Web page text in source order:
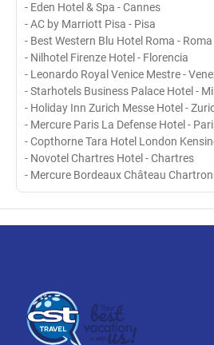
- Eden Hotel & Spa - Cannes
- AC by Marriott Pisa - Pisa
- Best Western Blu Hotel Roma - Roma
- Nilhotel Firenze Hotel - Florencia
- Leonardo Royal Venice Mestre -
- Starhotels Business Palace Hotel -
- Holiday Inn Zurich Messe Hotel -
- Mercure Paris La Defense Hotel -
- Copthorne Tara Hotel London
- Novotel Chartres Hotel - Chartres
- Mercure Bordeaux Château